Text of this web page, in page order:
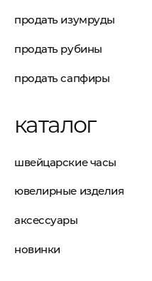
продать изумруды
продать рубины
продать сапфиры
каталог
швейцарские часы
ювелирные изделия
аксессуары
новинки